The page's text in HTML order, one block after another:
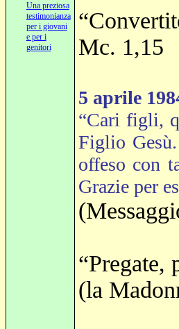
Una preziosa
testimonianza
per i giovani
e per i
genitori
Mc. 1,15
5 aprile
“Cari figli,
Figlio
offeso con
Grazie per
“Pregate,
(la